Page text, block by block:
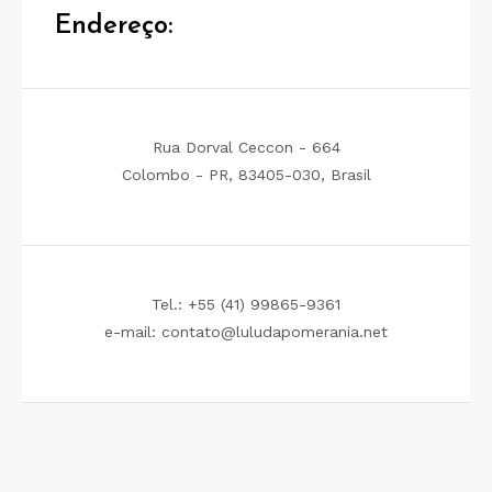
Endereço:
Rua Dorval Ceccon - 664
Colombo - PR, 83405-030, Brasil
Tel.: +55 (41) 99865-9361
e-mail: contato@luludapomerania.net